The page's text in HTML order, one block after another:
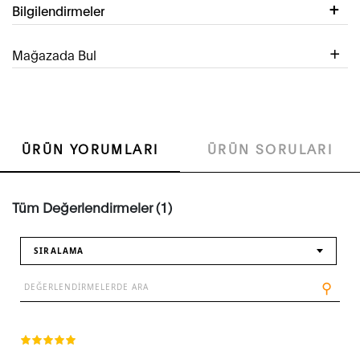
Bilgilendirmeler
Mağazada Bul
ÜRÜN YORUMLARI ÜRÜN SORULARI
Tüm Değerlendirmeler (1)
SIRALAMA
⚲